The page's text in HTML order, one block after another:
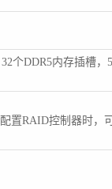
32个DDR5内存插槽
配置RAID控制器时，